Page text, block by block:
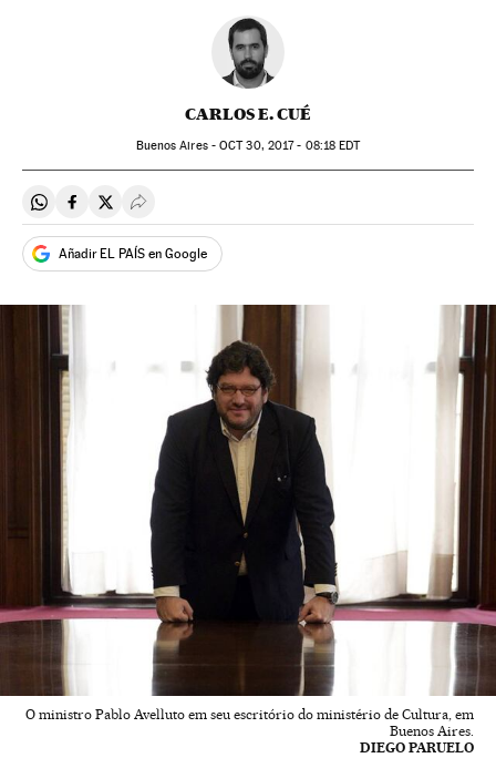
CARLOS E. CUÉ
Buenos Aires -OCT30, 2017 - 08:18 EDT
Compartir en Whatsapp
Compartir en Facebook
Compartir en Twitter
Desplegar Redes Sociales
Añadir EL PAÍS en Google
O ministro Pablo Avelluto em seu escritório do ministério de Cultura, em
Buenos Aires.
DIEGO PARUELO